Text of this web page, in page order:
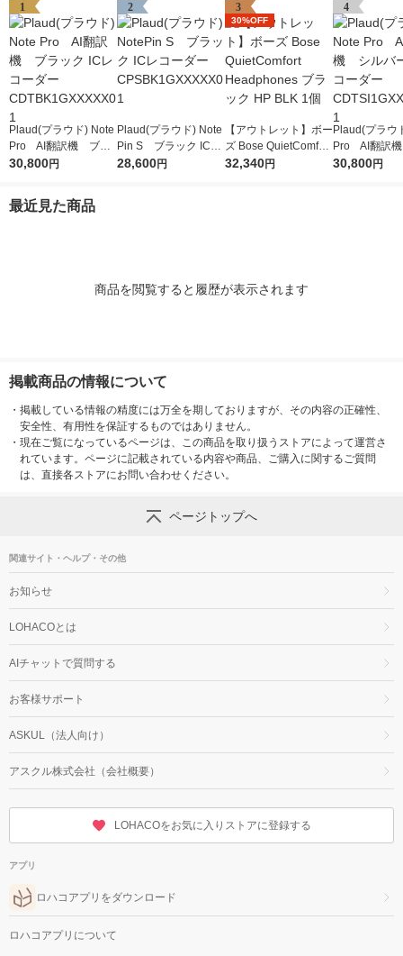
1
Plaud(プラウド) Note
Pro AI翻訳機 ブラ
ック ICレコーダー CD
30,800円
2
Plaud(プラウド) Note
Pin S ブラック ICレ
コーダー CPSBK1GX
28,600円
3
30%OFF
【アウトレット】ボー
ズ Bose QuietComfort
Headphones ブラッ
32,340円
4
Plaud(プラウ
Pro AI翻訳
バー ICレコ
30,800円
最近見た商品
商品を閲覧すると履歴が表示されます
掲載商品の情報について
・ 掲載している情報の精度には万全を期しておりますが、その内容の正確性、
安全性、有用性を保証するものではありません。
・ 現在ご覧になっているページは、この商品を取り扱うストアによって運営さ
れています。ページに記載されている内容や商品、ご購入に関するご質問
は、直接各ストアにお問い合わせください。
ページトップへ
関連サイト・ヘルプ・その他
お知らせ
LOHACOとは
AIチャットで質問する
お客様サポート
ASKUL（法人向け）
アスクル株式会社（会社概要）
LOHACOをお気に入りストアに登録する
アプリ
ロハコアプリをダウンロード
ロハコアプリについて